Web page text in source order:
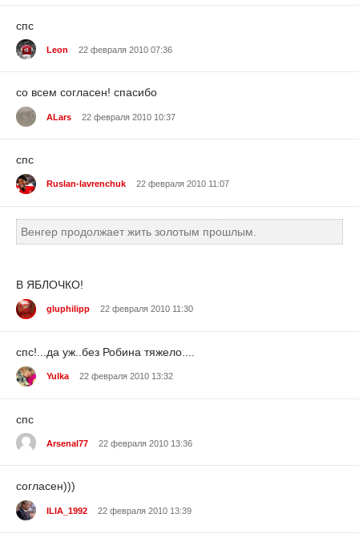
cпс
Leon 22 февраля 2010 07:36
со всем согласен! спасибо
ALars 22 февраля 2010 10:37
спс
Ruslan-lavrenchuk 22 февраля 2010 11:07
Венгер продолжает жить золотым прошлым.
В ЯБЛОЧКО!
gluphilipp 22 февраля 2010 11:30
спс!...да уж..без Робина тяжело....
Yulka 22 февраля 2010 13:32
спс
Arsenal77 22 февраля 2010 13:36
согласен)))
ILIA_1992 22 февраля 2010 13:39